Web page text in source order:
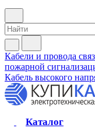
Кабели и провода
пожарной
Кабель высокого
Каталог